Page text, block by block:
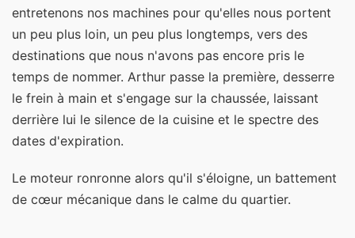
entretenons nos machines pour qu'elles nous portent
un peu plus loin, un peu plus longtemps, vers des
destinations que nous n'avons pas encore pris le
temps de nommer. Arthur passe la première, desserre
le frein à main et s'engage sur la chaussée, laissant
derrière lui le silence de la cuisine et le spectre des
dates d'expiration.
Le moteur ronronne alors qu'il s'éloigne, un battement
de cœur mécanique dans le calme du quartier.